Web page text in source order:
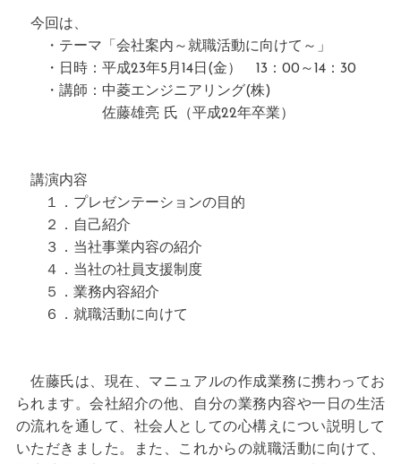
今回は、
・テーマ「会社案内～就職活動に向けて～」
・日時：平成23年5月14日(金） 13：00～14：30
・講師：中菱エンジニアリング(株)
佐藤雄亮 氏（平成22年卒業）
講演内容
１．プレゼンテーションの目的
２．自己紹介
３．当社事業内容の紹介
４．当社の社員支援制度
５．業務内容紹介
６．就職活動に向けて
佐藤氏は、現在、マニュアルの作成業務に携わってお
られます。会社紹介の他、自分の業務内容や一日の生活
の流れを通して、社会人としての心構えについ説明して
いただきました。また、これからの就職活動に向けて、